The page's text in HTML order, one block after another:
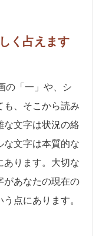
く占えます
の「一」や、シ
も、そこから読み
な文字は状況の絡
な文字は本質的な
あります。大切な
があなたの現在の
点にあります。